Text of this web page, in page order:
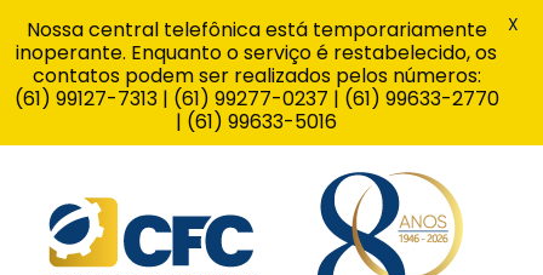
Nossa central telefônica está temporariamente
inoperante. Enquanto o serviço é restabelecido, os
contatos podem ser realizados pelos números:
(61) 99127-7313 | (61) 99277-0237 | (61) 99633-2770
| (61) 99633-5016
X